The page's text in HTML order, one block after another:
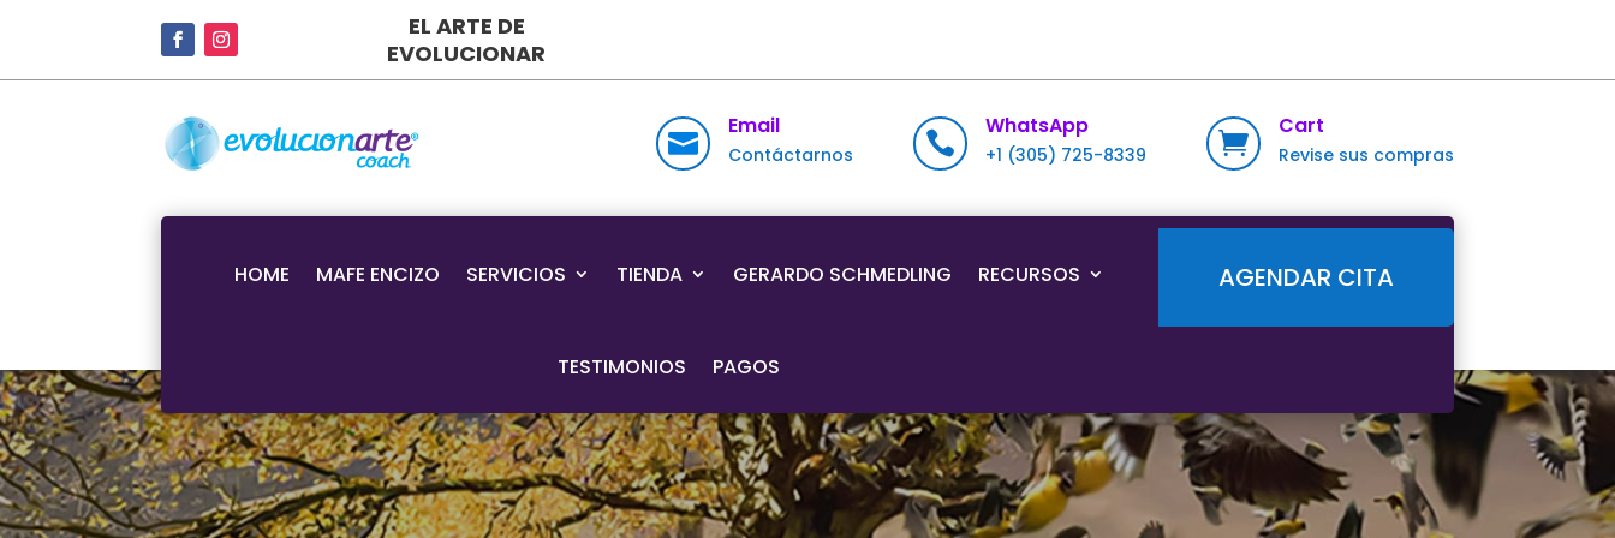
EL ARTE DE
EVOLUCIONAR

Email
Contáctarnos 
WhatsApp
+1 (305) 725-8339 
Cart
Revise sus compras
HOME MAFE ENCIZO SERVICIOS TIENDA GERARDO SCHMEDLING RECURSOS
TESTIMONIOS PAGOS
AGENDAR CITA